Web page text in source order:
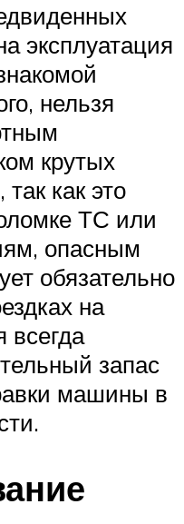
эксплуатация
нельзя
крутых
как это
ТС или
опасным
обязательно
на
всегда
запас
машины в